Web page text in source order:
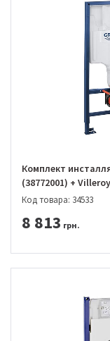
Комплект
(38772001) +
(5660HR01)
Код товара: 34533
8 813 грн.